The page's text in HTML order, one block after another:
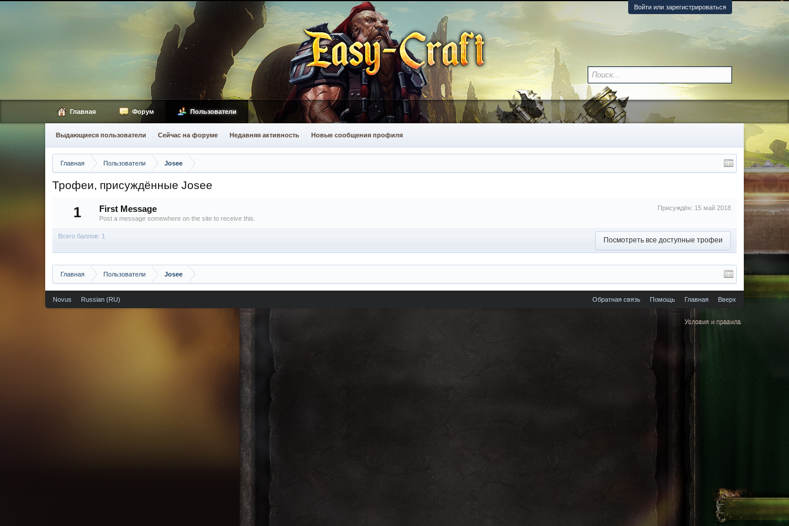
Войти или зарегистрироваться
Главная Пользователи Josee
Трофеи, присуждённые Josee
1 Присуждён: 15 май 2018
First Message
Post a message somewhere on the site to receive this.
Всего баллов: 1 Посмотреть все доступные трофеи
Главная Пользователи Josee
Главная Форум Пользователи
Выдающиеся пользователи Сейчас на форуме Недавняя активность Новые сообщения профиля
Novus Russian (RU) Обратная связь Помощь Главная Вверх
Условия и правила